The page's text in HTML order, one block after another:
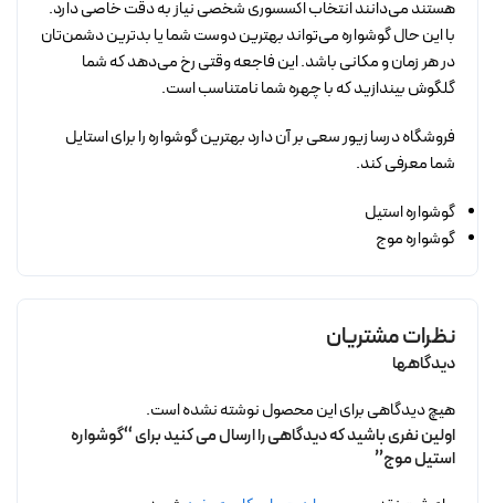
هستند می‌دانند انتخاب اکسسوری شخصی نیاز به دقت خاصی دارد.
با این حال گوشواره می‌تواند بهترین دوست شما یا بدترین دشمن‌تان
در هر زمان و مکانی باشد. این فاجعه وقتی رخ می‌دهد که شما
گلگوش بیندازید که با چهره شما نامتناسب است.
فروشگاه درسا زیور سعی بر آن دارد بهترین گوشواره را برای استایل
شما معرفی کند.
گوشواره استیل
گوشواره موج
نظرات مشتریان
دیدگاهها
هیچ دیدگاهی برای این محصول نوشته نشده است.
اولین نفری باشید که دیدگاهی را ارسال می کنید برای “گوشواره
استیل موج”